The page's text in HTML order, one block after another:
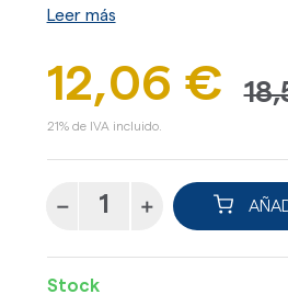
Leer más
12,06 €
21% de IVA incluido.
Stock